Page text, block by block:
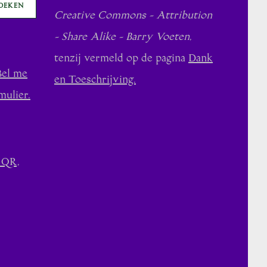
me
Creative Commons - Attribution
- Share Alike - Barry Voeten,
tenzij vermeld op de pagina Dank
en Toeschrijving.